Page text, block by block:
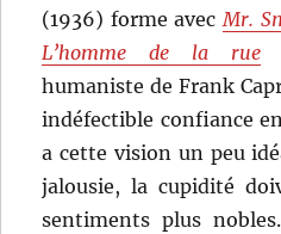
(1936) forme avecMr.
L’homme de la rue
humaniste de Frank
indéfectible confiance
a cette vision un peu
jalousie, la cupidité
sentiments plus